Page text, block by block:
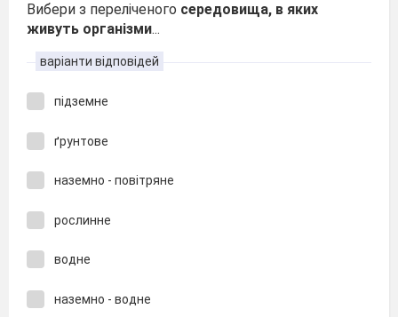
Вибери з переліченого середовища, в яких
живуть організми...
варіанти відповідей
підземне
ґрунтове
наземно - повітряне
рослинне
водне
наземно - водне